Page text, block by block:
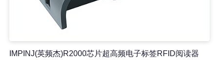
IMPINJ(英频杰)R2000芯片超高频电子标签RFID阅读器